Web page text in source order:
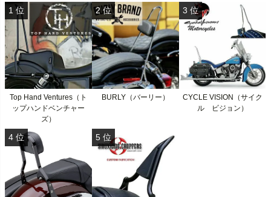
Top Hand Ventures（ト
ップハンドベンチャー
ズ）
BURLY（バーリー）
CYCLE VISION（サイク
ル ビジョン）